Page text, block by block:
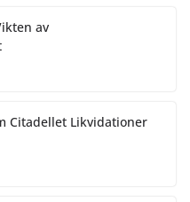
av
Citadellet Likvidationer